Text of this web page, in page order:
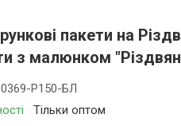
пакети на
з малюнком
Тільки оптом
Р150-БЛ